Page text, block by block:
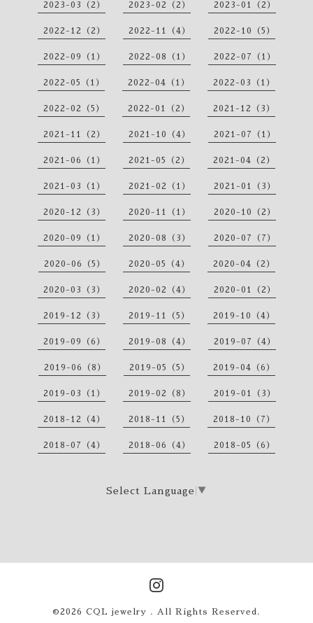
2023-03（2） 2023-02（2） 2023-01（2）
2022-12（2） 2022-11（4） 2022-10（5）
2022-09（1） 2022-08（1） 2022-07（1）
2022-05（1） 2022-04（1） 2022-03（1）
2022-02（5） 2022-01（2） 2021-12（3）
2021-11（2） 2021-10（4） 2021-07（1）
2021-06（1） 2021-05（2） 2021-04（2）
2021-03（1） 2021-02（1） 2021-01（3）
2020-12（3） 2020-11（1） 2020-10（2）
2020-09（1） 2020-08（3） 2020-07（7）
2020-06（5） 2020-05（4） 2020-04（2）
2020-03（3） 2020-02（4） 2020-01（2）
2019-12（3） 2019-11（5） 2019-10（4）
2019-09（6） 2019-08（4） 2019-07（4）
2019-06（8） 2019-05（5） 2019-04（6）
2019-03（1） 2019-02（8） 2019-01（3）
2018-12（4） 2018-11（5） 2018-10（7）
2018-07（4） 2018-06（4） 2018-05（6）
Select Language ▼
©2026 CQL jewelry . All Rights Reserved.